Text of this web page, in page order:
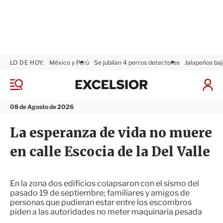
M
n
08 de Agosto de 2026
LO DE HOY: México y Perú Se jubilan 4 perros detectores Jalapeños
I
a
S
x
o
r
La esperanza de vida no muere
en calle Escocia de la Del Valle
En la zona dos edificios colapsaron con el sismo del
pasado 19 de septiembre; familiares y amigos de
personas que pudieran estar entre los escombros
piden a las autoridades no meter maquinaria pesada